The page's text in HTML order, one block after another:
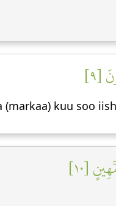
[٩]
kuu soo
[١٠]